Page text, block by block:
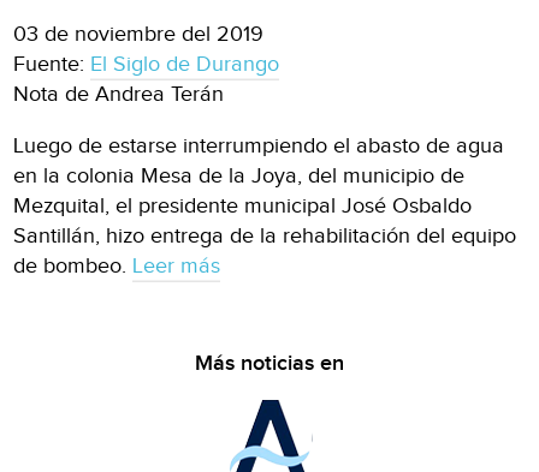
03 de noviembre del 2019
Fuente: El Siglo de Durango
Nota de Andrea Terán
Luego de estarse interrumpiendo el abasto de agua
en la colonia Mesa de la Joya, del municipio de
Mezquital, el presidente municipal José Osbaldo
Santillán, hizo entrega de la rehabilitación del equipo
de bombeo. Leer más
Más noticias en